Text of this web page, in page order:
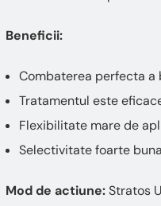
Beneficii:
Combaterea perfecta a
Tratamentul este
Flexibilitate mare de
Selectivitate foarte
Mod de actiune:Stratos